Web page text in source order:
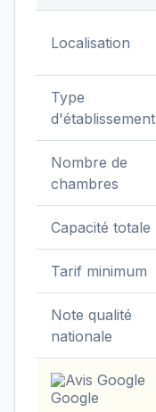
Localisation
Type
d'établissement
Nombre de
chambres
Capacité totale
Tarif minimum
Note qualité
nationale
Avis Google